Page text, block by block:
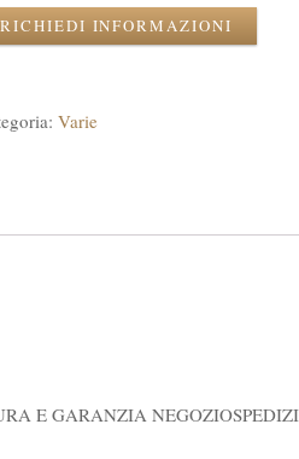
RICHIEDI INFORMAZIONI
Varie
E GARANZIA